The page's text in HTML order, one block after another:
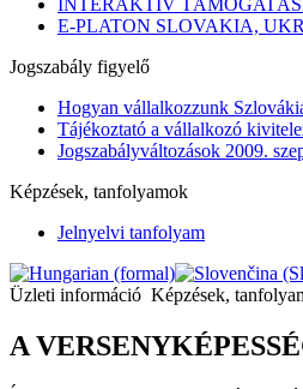
E-PLATON SLOVAKIA,
Jogszabály figyelő
Hogyan vállalkozzunk
Tájékoztató a vállalkozó
Jogszabályváltozások 2009.
Képzések, tanfolyamok
Jelnyelvi tanfolyam
Üzleti információ Képzések,
A